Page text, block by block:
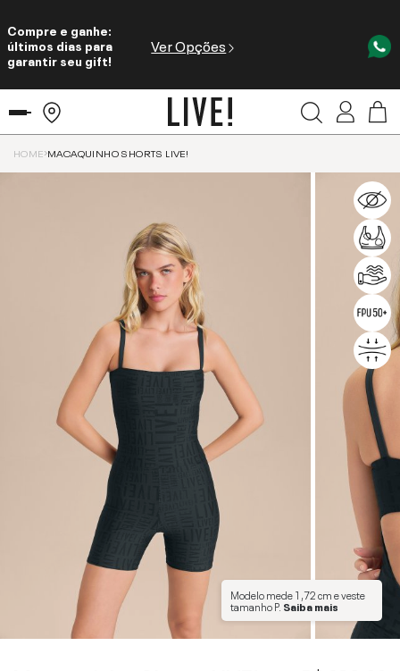
Compre e ganhe:
últimos dias para
garantir seu gift!
Ver Opções
HOME MACAQUINHO SHORTS LIVE!
Modelo mede1,72 cme veste
tamanhoP. Saiba mais